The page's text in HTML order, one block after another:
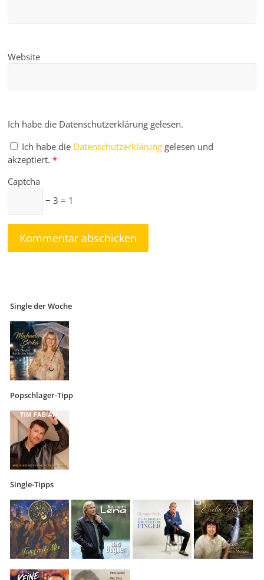
Website
Ich habe die Datenschutzerklärung gelesen.
Ich habe die Datenschutzerklärung gelesen und
akzeptiert. *
Captcha
− 3 = 1
Single der Woche
Popschlager-Tipp
Single-Tipps